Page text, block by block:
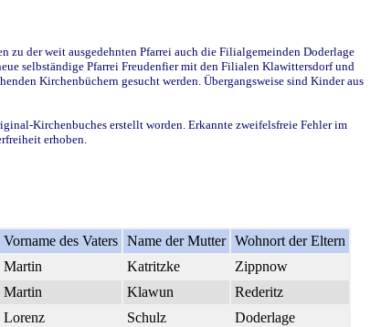
der weit ausgedehnten Pfarrei auch die Filialgemeinden Doderlage
selbständige Pfarrei Freudenfier mit den Filialen Klawittersdorf und
Kirchenbüchern gesucht werden. Übergangsweise sind Kinder aus
Kirchenbuches erstellt worden. Erkannte zweifelsfreie Fehler im
erhoben.
Vorname des Vaters Name der Mutter Wohnort der Eltern
Martin Katritzke
Zippnow
Martin Klawun
Rederitz
Lorenz Schulz Doderlage